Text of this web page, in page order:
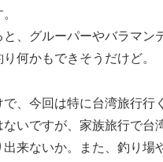
と、グルーパーやバラマン
何かもできそうだけど。
で、今回は特に台湾旅行行
ないですが、家族旅行で台
出来ないか。また、釣り場